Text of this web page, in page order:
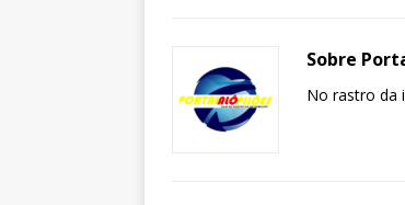
Sobre
No rastro da